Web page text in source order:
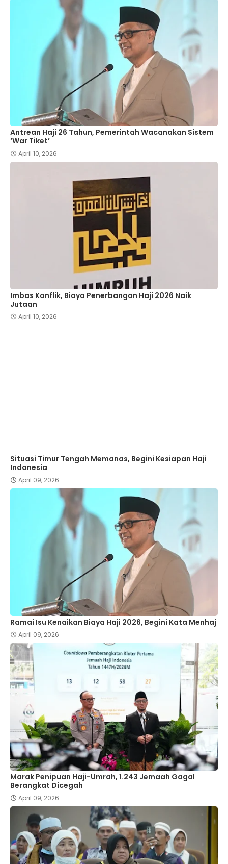
Antrean Haji 26 Tahun, Pemerintah Wacanakan Sistem
‘War Tiket’
April 10, 2026
Imbas Konflik, Biaya Penerbangan Haji 2026 Naik
Jutaan
April 10, 2026
Situasi Timur Tengah Memanas, Begini Kesiapan Haji
Indonesia
April 09, 2026
Ramai Isu Kenaikan Biaya Haji 2026, Begini Kata Menhaj
April 09, 2026
Marak Penipuan Haji-Umrah, 1.243 Jemaah Gagal
Berangkat Dicegah
April 09, 2026